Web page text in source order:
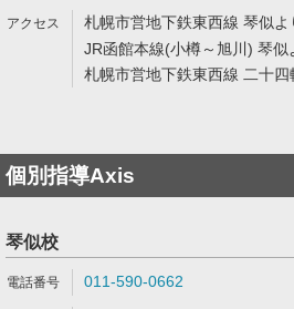
札幌市営地下鉄東西線 琴似
JR函館本線(小樽～旭川) 琴
札幌市営地下鉄東西線 二十
個別指導Axis
琴似校
011-590-0662